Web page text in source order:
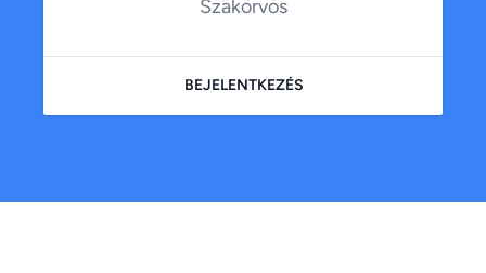
Szakorvos
BEJELENTKEZÉS